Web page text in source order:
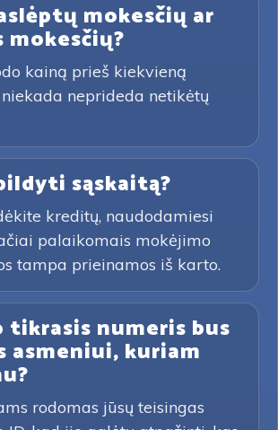
mokesčių ar
kainą prieš kiekvieną
neprideda netikėtų
sąskaitą?
kreditų, naudodamiesi
palaikomais mokėjimo
tampa prieinamos iš karto.
tikrasis numeris bus
asmeniui, kuriam
rodomas jūsų teisingas